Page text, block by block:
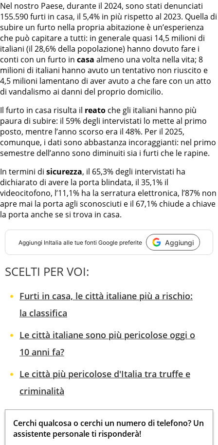
Nel nostro Paese, durante il 2024, sono stati denunciati
155.590 furti in casa, il 5,4% in più rispetto al 2023. Quella di
subire un furto nella propria abitazione è un’esperienza
che può capitare a tutti: in generale quasi 14,5 milioni di
italiani (il 28,6% della popolazione) hanno dovuto fare i
conti con un furto in casa almeno una volta nella vita; 8
milioni di italiani hanno avuto un tentativo non riuscito e
4,5 milioni lamentano di aver avuto a che fare con un atto
di vandalismo ai danni del proprio domicilio.
Il furto in casa risulta il reato che gli italiani hanno più
paura di subire: il 59% degli intervistati lo mette al primo
posto, mentre l’anno scorso era il 48%. Per il 2025,
comunque, i dati sono abbastanza incoraggianti: nel primo
semestre dell’anno sono diminuiti sia i furti che le rapine.
In termini di sicurezza, il 65,3% degli intervistati ha
dichiarato di avere la porta blindata, il 35,1% il
videocitofono, l’11,1% ha la serratura elettronica, l’87% non
apre mai la porta agli sconosciuti e il 67,1% chiude a chiave
la porta anche se si trova in casa.
Aggiungi InItalia alle tue fonti Google preferite Aggiungi
SCELTI PER VOI:
Furti in casa, le città italiane più a rischio:
la classifica
Le città italiane sono più pericolose oggi o
10 anni fa?
Le città più pericolose d'Italia tra truffe e
criminalità
Cerchi qualcosa o cerchi un numero di telefono? Un
assistente personale ti risponderà!